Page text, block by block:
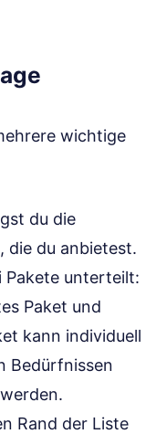
wichtige
du die
die du anbietest.
Pakete unterteilt:
Paket und
kann individuell
Bedürfnissen
Rand der Liste